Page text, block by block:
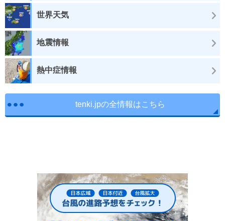
世界天気
地震情報
熱中症情報
tenki.jpの全情報はこちら